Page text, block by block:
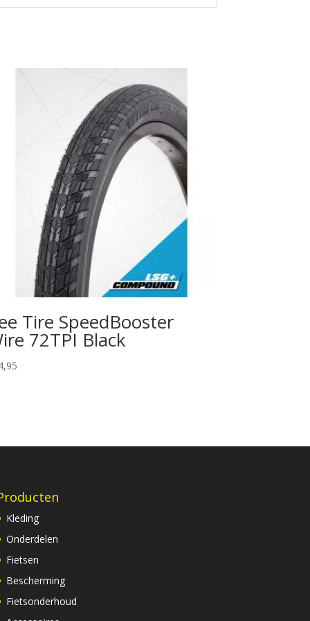
Tire SpeedBooster
72TPI Black
Kleding
Onderdelen
Fietsen
Bescherming
Fietsonderhoud